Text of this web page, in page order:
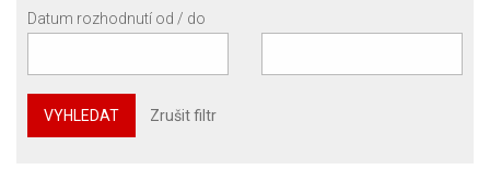
Datum rozhodnutí od / do
VYHLEDAT Zrušit filtr